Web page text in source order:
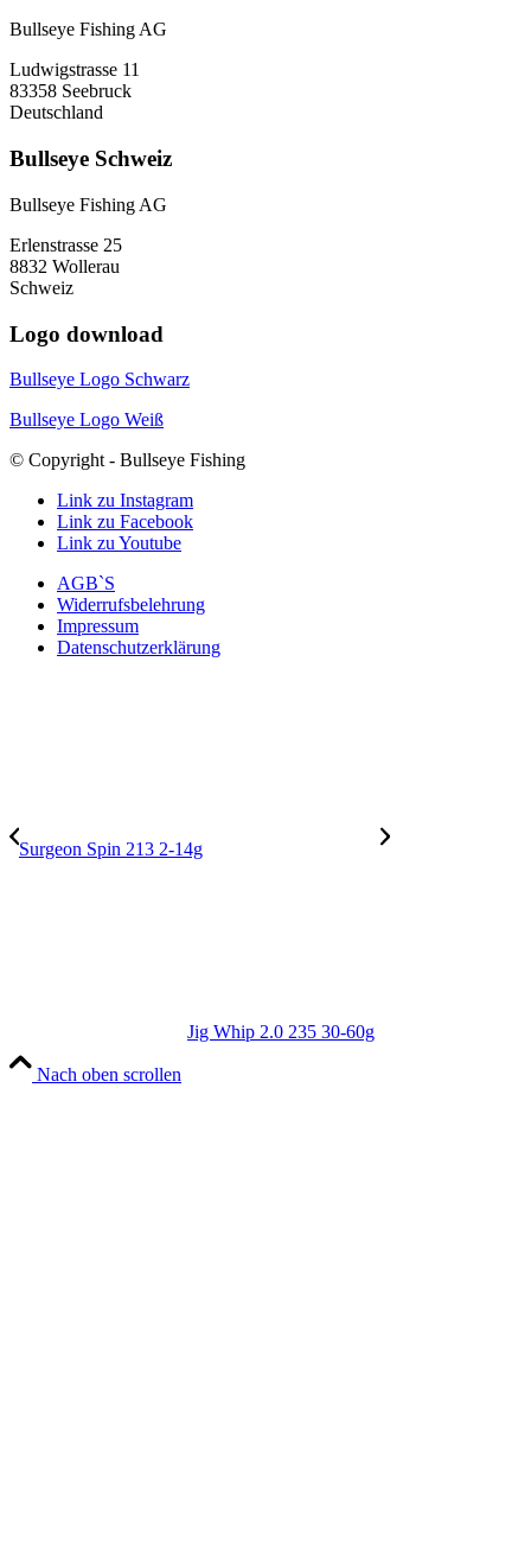
Bullseye Fishing AG
Ludwigstrasse 11
83358 Seebruck
Deutschland
Bullseye Schweiz
Bullseye Fishing AG
Erlenstrasse 25
8832 Wollerau
Schweiz
Logo download
Bullseye Logo Schwarz
Bullseye Logo Weiß
© Copyright - Bullseye Fishing
Link zu Instagram
Link zu Facebook
Link zu Youtube
AGB`S
Widerrufsbelehrung
Impressum
Datenschutzerklärung
Surgeon Spin 213 2-14g
Jig Whip 2.0 235 30-60g
Nach oben scrollen